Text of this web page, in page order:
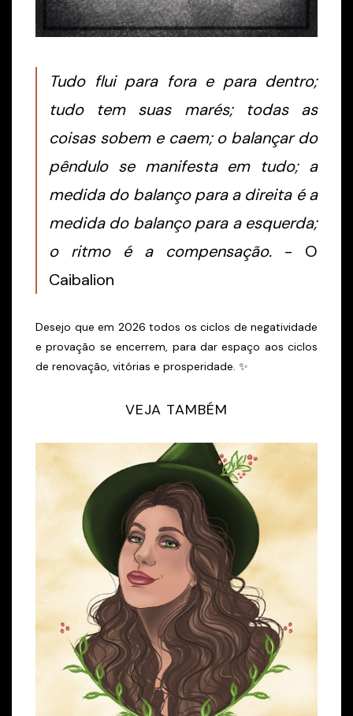
Tudo flui para fora e para dentro;
tudo tem suas marés; todas as
coisas sobem e caem; o balançar do
pêndulo se manifesta em tudo; a
medida do balanço para a direita é a
medida do balanço para a esquerda;
o ritmo é a compensação. - O
Caibalion
Desejo que em 2026 todos os ciclos de negatividade
e provação se encerrem, para dar espaço aos ciclos
de renovação, vitórias e prosperidade. ✨
VEJA TAMBÉM